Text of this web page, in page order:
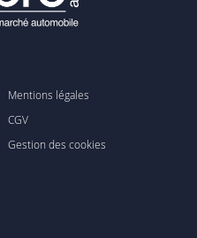
Mentions légales
CGV
Gestion des cookies